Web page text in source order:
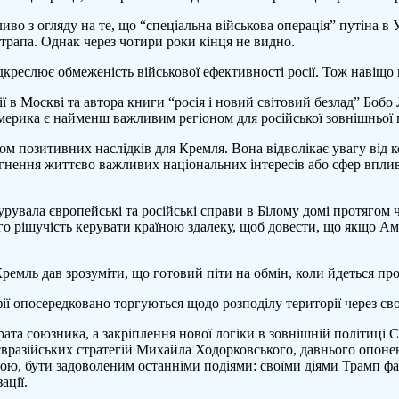
з огляду на те, що “спеціальна військова операція” путіна
Однак через чотири роки кінця не видно.
обмеженість військової ефективності росії. Тож
в Москві та автора книги “росія і новий світовий безлад”
є найменш важливим регіоном для російської зовнішньої
наслідків для Кремля. Вона відволікає увагу від
життєво важливих національних інтересів або сфер
європейські та російські справи в Білому домі
рішучість керувати країною здалеку, щоб довести, що якщо
дав зрозуміти, що готовий піти на обмін, коли йдеться
торгуються щодо розподілу території через
союзника, а закріплення нової логіки в зовнішній політиці
стратегій Михайла Ходорковського, давнього
бути задоволеним останніми подіями: своїми діями Трамп